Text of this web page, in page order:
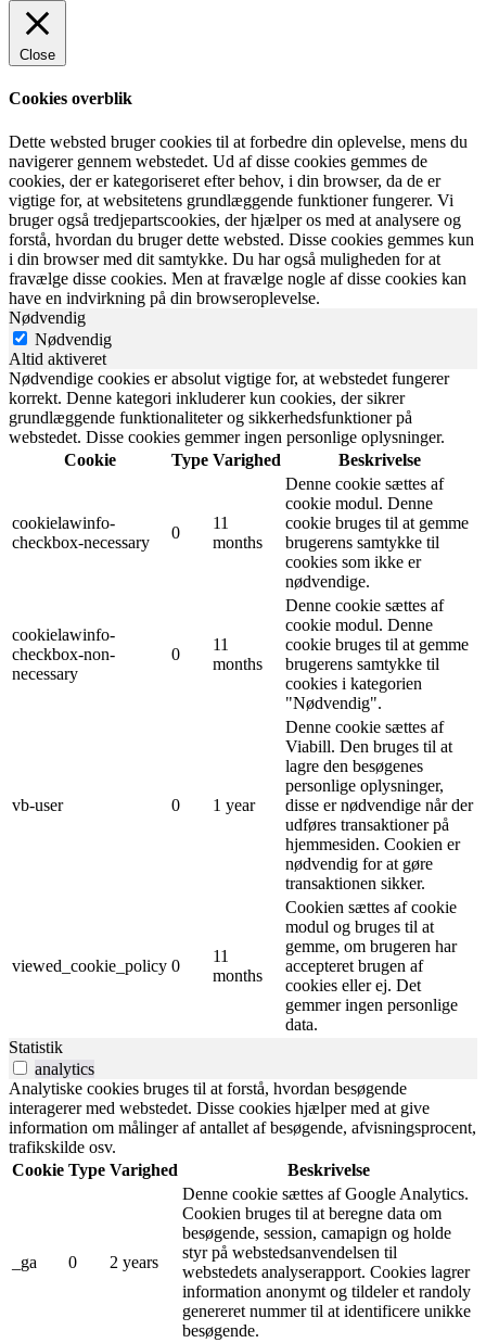
Close
Cookies overblik
Dette websted bruger cookies til at forbedre din oplevelse, mens du
navigerer gennem webstedet. Ud af disse cookies gemmes de
cookies, der er kategoriseret efter behov, i din browser, da de er
vigtige for, at websitetens grundlæggende funktioner fungerer. Vi
bruger også tredjepartscookies, der hjælper os med at analysere og
forstå, hvordan du bruger dette websted. Disse cookies gemmes kun
i din browser med dit samtykke. Du har også muligheden for at
fravælge disse cookies. Men at fravælge nogle af disse cookies kan
have en indvirkning på din browseroplevelse.
Nødvendig
Nødvendig
Altid aktiveret
Nødvendige cookies er absolut vigtige for, at webstedet fungerer
korrekt. Denne kategori inkluderer kun cookies, der sikrer
grundlæggende funktionaliteter og sikkerhedsfunktioner på
webstedet. Disse cookies gemmer ingen personlige oplysninger.
Cookie
Type Varighed Beskrivelse
cookielawinfo-
checkbox-necessary
0
11
months
Denne cookie sættes af
cookie modul. Denne
cookie bruges til at gemme
brugerens samtykke til
cookies som ikke er
nødvendige.
cookielawinfo-
checkbox-non-
necessary
0
11
months
Denne cookie sættes af
cookie modul. Denne
cookie bruges til at gemme
brugerens samtykke til
cookies i kategorien
"Nødvendig".
vb-user 0 1 year
Denne cookie sættes af
Viabill. Den bruges til at
lagre den besøgenes
personlige oplysninger,
disse er nødvendige når der
udføres transaktioner på
hjemmesiden. Cookien er
nødvendig for at gøre
transaktionen sikker.
viewed_cookie_policy 0
11
months
Cookien sættes af cookie
modul og bruges til at
gemme, om brugeren har
accepteret brugen af ​​
cookies eller ej. Det
gemmer ingen personlige
data.
Statistik
analytics
Analytiske cookies bruges til at forstå, hvordan besøgende
interagerer med webstedet. Disse cookies hjælper med at give
information om målinger af antallet af besøgende, afvisningsprocent,
trafikskilde osv.
Cookie Type Varighed Beskrivelse
_ga 0 2 years
Denne cookie sættes af Google Analytics.
Cookien bruges til at beregne data om
besøgende, session, camapign og holde
styr på webstedsanvendelsen til
webstedets analyserapport. Cookies lagrer
information anonymt og tildeler et randoly
genereret nummer til at identificere unikke
besøgende.